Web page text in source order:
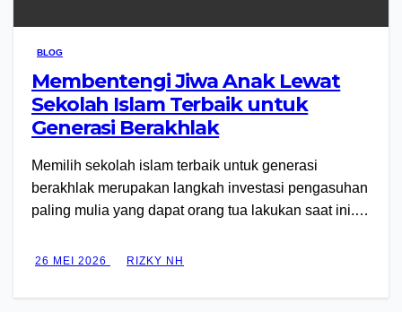
BLOG
Membentengi Jiwa Anak Lewat
Sekolah Islam Terbaik untuk
Generasi Berakhlak
Memilih sekolah islam terbaik untuk generasi
berakhlak merupakan langkah investasi pengasuhan
paling mulia yang dapat orang tua lakukan saat ini.…
26 MEI 2026 RIZKY NH